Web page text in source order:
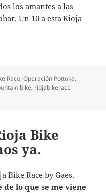
los amantes a las
Un 10 a esta Rioja
Race,Operación Pottoka,
bike, riojabikerace
Race. Crónica de una gran prueba.
Bike
ya.
Bike Race by Gaes.
de lo que se me viene